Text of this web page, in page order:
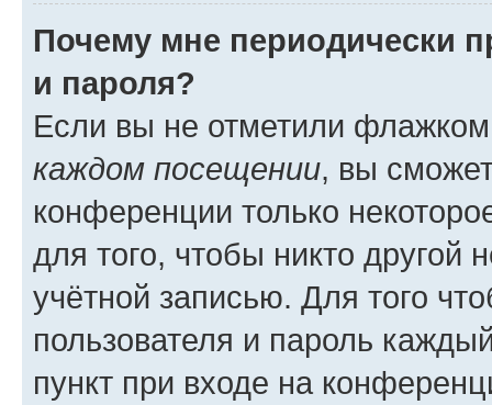
Почему мне периодически
и пароля?
Если вы не отметили
каждом посещении, вы
конференции только
для того, чтобы никто другой
учётной записью. Для того
пользователя и пароль
пункт при входе на